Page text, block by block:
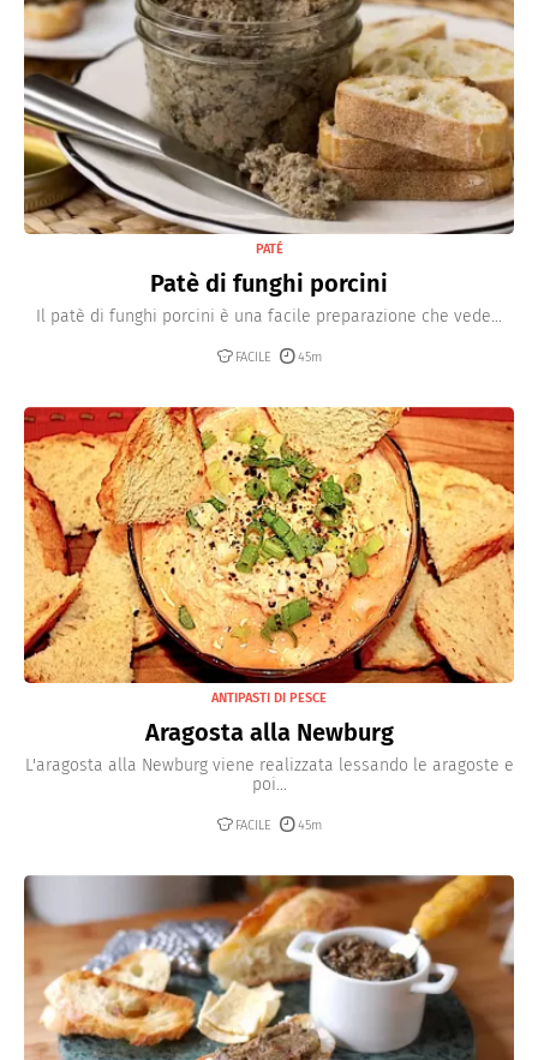
PATÉ
Patè di funghi porcini
Il patè di funghi porcini è una facile preparazione che vede...
FACILE 45m
ANTIPASTI DI PESCE
Aragosta alla Newburg
L'aragosta alla Newburg viene realizzata lessando le aragoste e
poi...
FACILE 45m